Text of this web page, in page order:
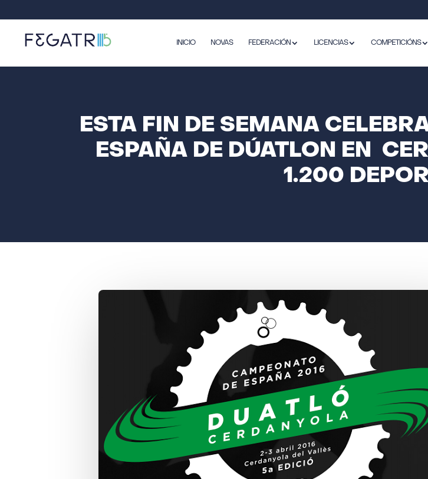
INICIO NOVAS FEDERACIÓN LICENCIAS COMPETICIÓNS
ESTA FIN DE SEMANA
ESPAÑA DE DÚATLON EN
1.200